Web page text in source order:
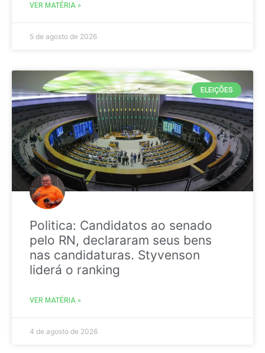
VER MATÉRIA »
5 de agosto de 2026
ELEIÇÕES
Politica: Candidatos ao senado
pelo RN, declararam seus bens
nas candidaturas. Styvenson
liderá o ranking
VER MATÉRIA »
4 de agosto de 2026